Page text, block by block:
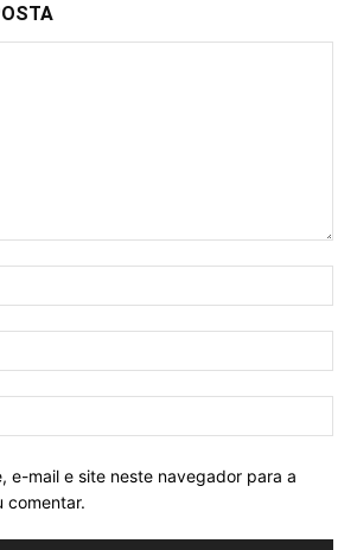
e-mail e site neste navegador para a
comentar.